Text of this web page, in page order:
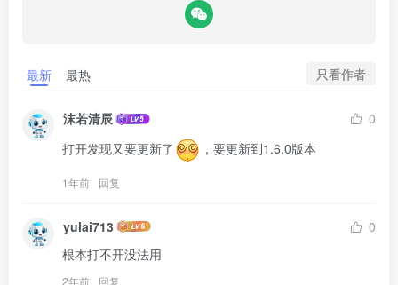
最新 最热 只看作者
沫若清辰
0
打开发现又要更新了
，要更新到1.6.0版本
1年前 回复
yulai713
0
根本打不开没法用
2年前 回复